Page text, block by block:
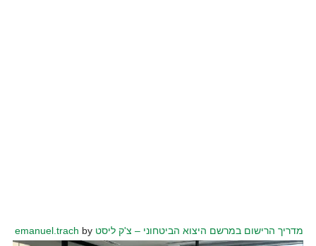
מדריך הרישום במרשם היצוא הביטחוני – צ'ק ליסט emanuel.trach